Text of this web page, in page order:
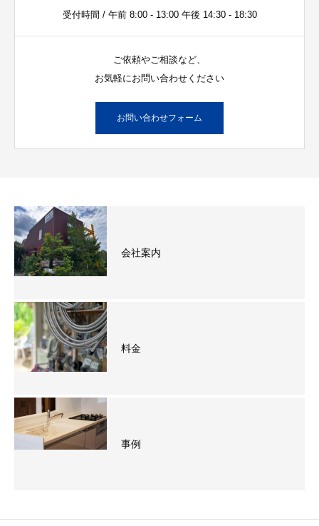
受付時間 / 午前 8:00 - 13:00 午後 14:30 - 18:30
ご依頼やご相談など、
お気軽にお問い合わせください
お問い合わせフォーム
会社案内
料金
事例